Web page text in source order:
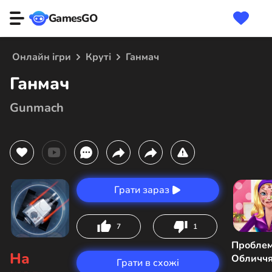
GamesGO
Онлайн ігри Круті Ганмач
Ганмач
Gunmach
Грати зараз
7 1
На
Грати в схожі